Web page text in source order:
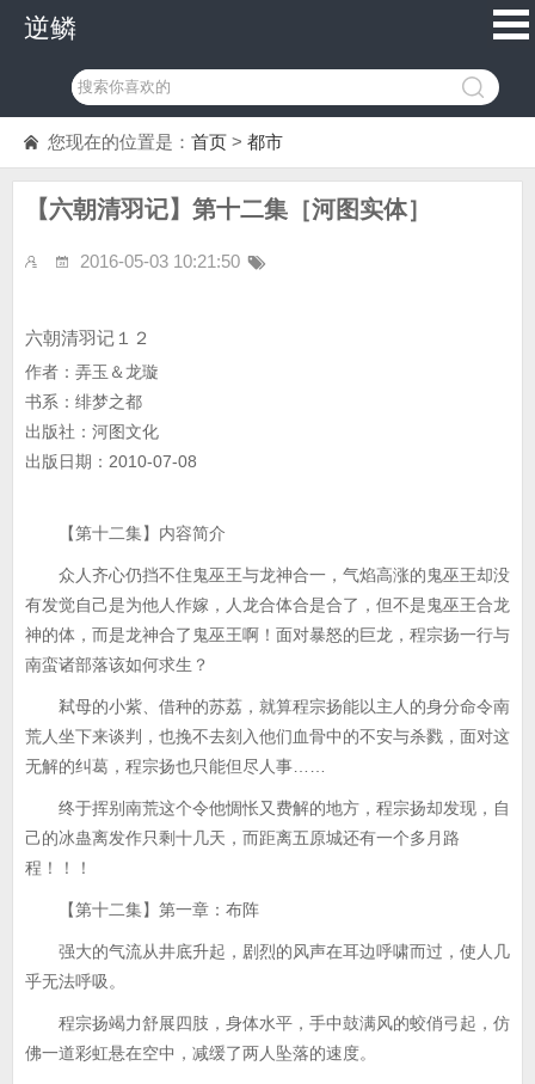
逆鳞
您现在的位置是： 首页 > 都市
【六朝清羽记】第十二集［河图实体］
2016-05-03 10:21:50
六朝清羽记１２
作者：弄玉＆龙璇
书系：绯梦之都
出版社：河图文化
出版日期：2010-07-08
【第十二集】内容简介
众人齐心仍挡不住鬼巫王与龙神合一，气焰高涨的鬼巫王却没
有发觉自己是为他人作嫁，人龙合体合是合了，但不是鬼巫王合龙
神的体，而是龙神合了鬼巫王啊！面对暴怒的巨龙，程宗扬一行与
南蛮诸部落该如何求生？
弒母的小紫、借种的苏荔，就算程宗扬能以主人的身分命令南
荒人坐下来谈判，也挽不去刻入他们血骨中的不安与杀戮，面对这
无解的纠葛，程宗扬也只能但尽人事……
终于挥别南荒这个令他惆怅又费解的地方，程宗扬却发现，自
己的冰蛊离发作只剩十几天，而距离五原城还有一个多月路
程！！！
【第十二集】第一章：布阵
强大的气流从井底升起，剧烈的风声在耳边呼啸而过，使人几
乎无法呼吸。
程宗扬竭力舒展四肢，身体水平，手中鼓满风的蛟俏弓起，仿
佛一道彩虹悬在空中，减缓了两人坠落的速度。